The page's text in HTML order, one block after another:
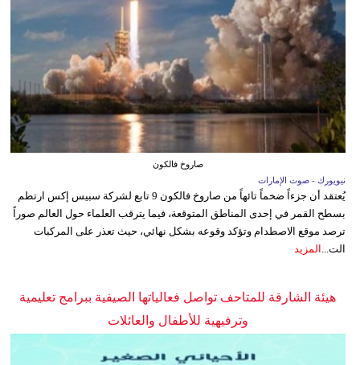
صاروخ فالكون
نيويورك - صوت الإمارات
يُعتقد أن جزءاً ضخماً تائهاً من صاروخ فالكون 9 تابع لشركة سبيس إكس ارتطم
بسطح القمر في إحدى المناطق المتوقعة، فيما يترقب العلماء حول العالم صوراً
ترصد موقع الاصطدام وتؤكد وقوعه بشكل نهائي، حيث تعذر على المركبات
الت...
المزيد
هيئة الشارقة للمتاحف تواصل فعالياتها الصيفية ببرامج تعليمية
وترفيهية للأطفال والعائلات